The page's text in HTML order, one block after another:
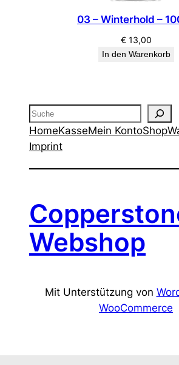
03 – Winterhold –
€13,00
In den Warenkorb
Suche
HomeKasseMein KontoShop
Imprint
Webshop
Mit Unterstützung von
WooCommerce